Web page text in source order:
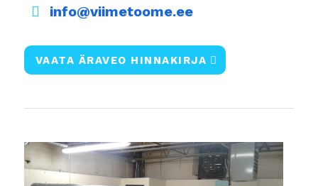
info@viimetoome.ee
VAATA ÄRAVEO HINNAKIRJA